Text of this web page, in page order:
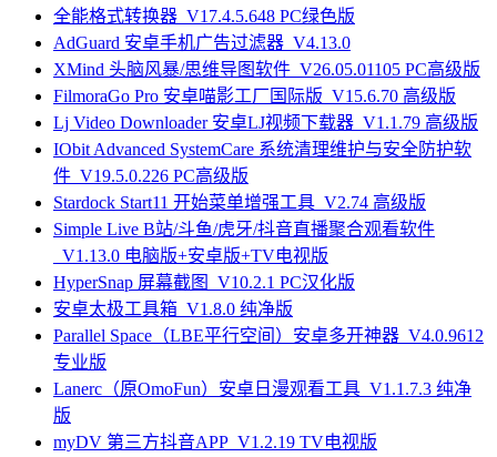
全能格式转换器_V17.4.5.648 PC绿色版
AdGuard 安卓手机广告过滤器_V4.13.0
XMind 头脑风暴/思维导图软件_V26.05.01105 PC高级版
FilmoraGo Pro 安卓喵影工厂国际版_V15.6.70 高级版
Lj Video Downloader 安卓LJ视频下载器_V1.1.79 高级版
IObit Advanced SystemCare 系统清理维护与安全防护软
件_V19.5.0.226 PC高级版
Stardock Start11 开始菜单增强工具_V2.74 高级版
Simple Live B站/斗鱼/虎牙/抖音直播聚合观看软件
_V1.13.0 电脑版+安卓版+TV电视版
HyperSnap 屏幕截图_V10.2.1 PC汉化版
安卓太极工具箱_V1.8.0 纯净版
Parallel Space（LBE平行空间）安卓多开神器_V4.0.9612
专业版
Lanerc（原OmoFun）安卓日漫观看工具_V1.1.7.3 纯净
版
myDV 第三方抖音APP_V1.2.19 TV电视版